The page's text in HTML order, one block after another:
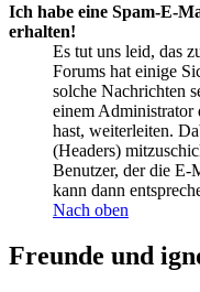
Ich habe eine Spam-E-
erhalten!
Es tut uns leid, das
Forums hat einige
solche Nachrichten
einem Administrator
hast, weiterleiten.
(Headers)
Benutzer, der die
kann dann
Nach oben
Freunde und